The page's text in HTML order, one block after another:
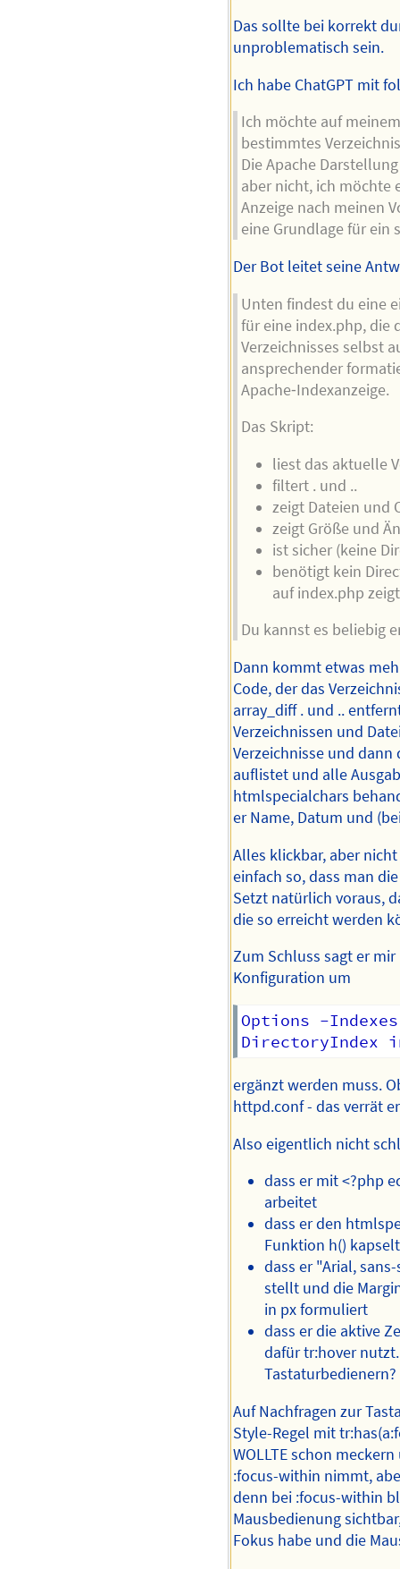
Das sollte bei korrekt
unproblematisch sein.
Ich habe ChatGPT mit
Ich möchte auf
bestimmtes
Die Apache
aber nicht, ich möchte
Anzeige nach meinen
eine Grundlage für ein
Der Bot leitet seine
Unten findest du eine
für eine index.php, die
Verzeichnisses selbst
ansprechender
Apache‐Indexanzeige.
Das Skript:
liest das aktuelle
filtert . und ..
zeigt Dateien und
zeigt Größe und
ist sicher (keine
benötigt kein
auf index.php zeigt
Du kannst es beliebig
Dann kommt etwas
Code, der das
array_diff . und ..
Verzeichnissen und
Verzeichnisse und dann
auflistet und alle
htmlspecialchars
er Name, Datum und
Alles klickbar, aber
einfach so, dass man
Setzt natürlich voraus,
die so erreicht werden
Zum Schluss sagt er
Konfiguration um
Options -Indexes
ergänzt werden muss.
httpd.conf - das verrät
Also eigentlich nicht
dass er mit <?php
arbeitet
dass er den
Funktion h() kapselt
dass er "Arial,
stellt und die
in px formuliert
dass er die aktive
dafür tr:hover
Tastaturbedienern?
Auf Nachfragen zur
Style-Regel mit
WOLLTE schon
:focus-within nimmt,
denn bei :focus-within
Mausbedienung
Fokus habe und die